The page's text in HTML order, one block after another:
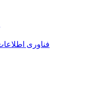
فناوری